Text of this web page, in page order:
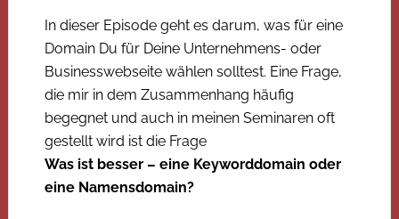
In dieser Episode geht es darum, was für eine
Domain Du für Deine Unternehmens- oder
Businesswebseite wählen solltest. Eine Frage,
die mir in dem Zusammenhang häufig
begegnet und auch in meinen Seminaren oft
gestellt wird ist die Frage
Was ist besser – eine Keyworddomain oder
eine Namensdomain?